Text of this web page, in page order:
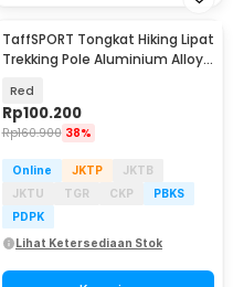
TaffSPORT Tongkat Hiking Lipat
Trekking Pole Aluminium Alloy
Red
Rp100.200
Rp160.900 38%
Online JKTP
JKTB
JKTU
TGR CKP
PBKS
PDPK
Lihat Ketersediaan Stok